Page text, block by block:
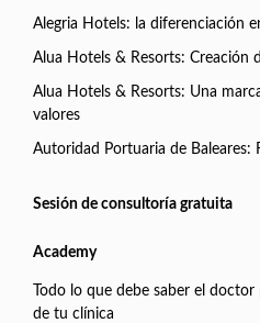
Alegria Hotels: la diferenciación
Alua Hotels & Resorts: Creación
Alua Hotels & Resorts: Una
valores
Autoridad Portuaria de Baleares:
Sesión de consultoría gratuita
Academy
Todo lo que debe saber el
de tu clínica